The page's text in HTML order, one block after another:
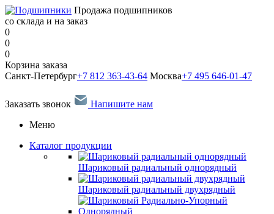
Продажа подшипников
со склада и на заказ
0
0
0
Корзина заказа
Санкт-Петербург+7 812 363-43-64 Москва+7 495 646-01-47
Заказать звонок
Напишите нам
Меню
Каталог продукции
Шариковый радиальный однорядный
Шариковый радиальный двухрядный